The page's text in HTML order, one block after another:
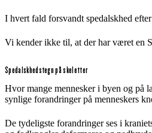
I hvert fald forsvandt spedalskhed
Vi kender ikke til, at der har været en
Spedalskhedstegn på skeletter
Hvor mange mennesker i byen og på
synlige forandringer på menneskers
De tydeligste forandringer ses i